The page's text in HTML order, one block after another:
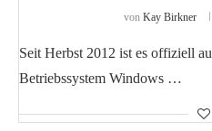
von Kay Birkner
Seit Herbst 2012 ist es offiziell
Betriebssystem Windows …